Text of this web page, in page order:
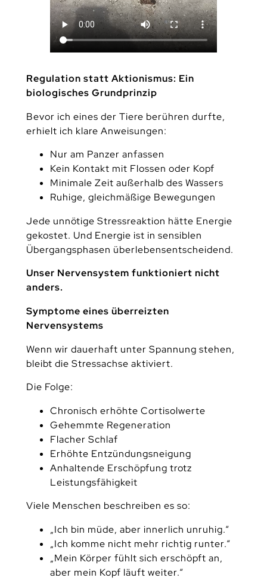
Regulation statt Aktionismus: Ein
biologisches Grundprinzip
Bevor ich eines der Tiere berühren durfte,
erhielt ich klare Anweisungen:
Nur am Panzer anfassen
Kein Kontakt mit Flossen oder Kopf
Minimale Zeit außerhalb des Wassers
Ruhige, gleichmäßige Bewegungen
Jede unnötige Stressreaktion hätte Energie
gekostet. Und Energie ist in sensiblen
Übergangsphasen überlebensentscheidend.
Unser Nervensystem funktioniert nicht
anders.
Symptome eines überreizten
Nervensystems
Wenn wir dauerhaft unter Spannung stehen,
bleibt die Stressachse aktiviert.
Die Folge:
Chronisch erhöhte Cortisolwerte
Gehemmte Regeneration
Flacher Schlaf
Erhöhte Entzündungsneigung
Anhaltende Erschöpfung trotz
Leistungsfähigkeit
Viele Menschen beschreiben es so:
„Ich bin müde, aber innerlich unruhig.“
„Ich komme nicht mehr richtig runter.“
„Mein Körper fühlt sich erschöpft an,
aber mein Kopf läuft weiter.“